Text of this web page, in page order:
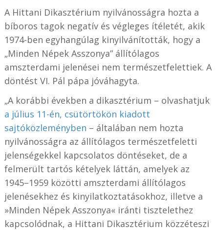
A Hittani Dikasztérium nyilvánosságra hozta a
bíboros tagok negatív és végleges ítéletét, akik
1974-ben egyhangúlag kinyilvánították, hogy a
„Minden Népek Asszonya” állítólagos
amszterdami jelenései nem természetfelettiek. A
döntést VI. Pál pápa jóváhagyta.
„A korábbi években a dikasztérium – olvashatjuk
a július 11-én, csütörtökön kiadott
sajtóközleményben – általában nem hozta
nyilvánosságra az állítólagos természetfeletti
jelenségekkel kapcsolatos döntéseket, de a
felmerült tartós kételyek láttán, amelyek az
1945–1959 közötti amszterdami állítólagos
jelenésekhez és kinyilatkoztatásokhoz, illetve a
»Minden Népek Asszonya« iránti tisztelethez
kapcsolódnak, a Hittani Dikasztérium közzéteszi